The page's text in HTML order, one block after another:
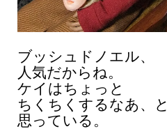
ブッシュドノエル、
人気だからね。
ケイはちょっと
ちくちくするなあ、と
思っている。